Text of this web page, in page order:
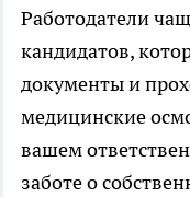
Работодатели
кандидатов,
документы и
медицинские
вашем
заботе о